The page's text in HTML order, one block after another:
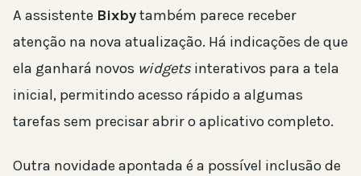
A assistente Bixbytambém parece receber
atenção na nova atualização. Há indicações de que
ela ganhará novos widgets interativos para a tela
inicial, permitindo acesso rápido a algumas
tarefas sem precisar abrir o aplicativo completo.
Outra novidade apontada é a possível inclusão de